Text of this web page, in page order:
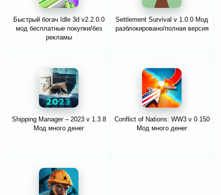
Быстрый богач Idle 3d v2.2.0.0
мод бесплатные покупки/без
рекламы
Settlement Survival v 1.0.0 Мод
разблокировано/полная версия
Shipping Manager – 2023 v 1.3.8
Мод много денег
Conflict of Nations: WW3 v 0.150
Мод много денег